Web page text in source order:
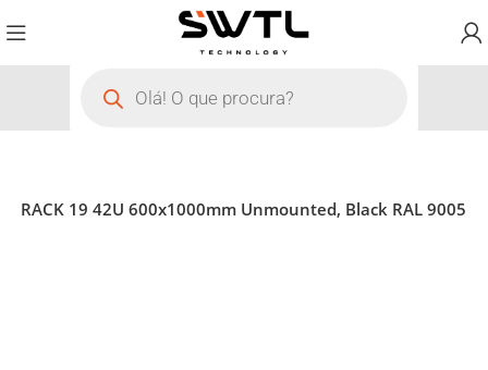
RACK 19 42U 600x1000mm Unmounted, Black RAL 9005